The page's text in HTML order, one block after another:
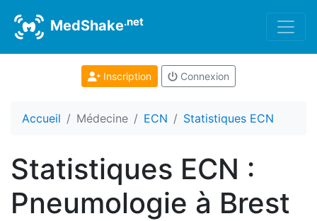
MedShake.net
Inscription Connexion
Accueil Médecine ECN Statistiques ECN
Statistiques ECN :
Pneumologie à Brest